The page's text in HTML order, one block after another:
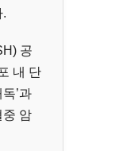
.
공
내 단
’과
중 암